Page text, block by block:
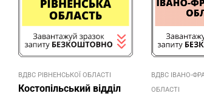
ВДВС РІВНЕНСЬКОЇ ОБЛАСТІ
Костопільський відділ
ВДВС ІВАНО-
ОБЛАСТІ